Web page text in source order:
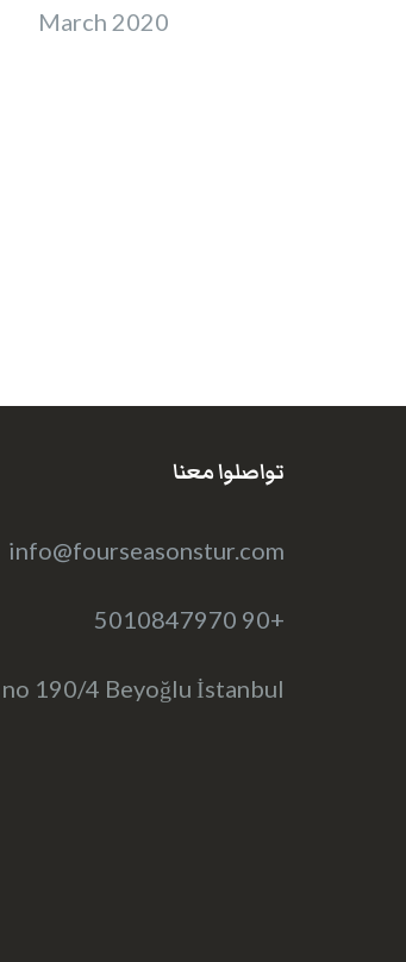
March 2020
تواصلوا معنا
info@fourseasonstur.com
+90 5010847970
190/4 Beyoğlu İstanbul